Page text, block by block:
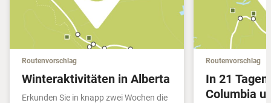
Routenvorschlag
Winteraktivitäten in Alberta
Erkunden Sie in knapp zwei Wochen die
Routenvorschlag
In 21
Columbia